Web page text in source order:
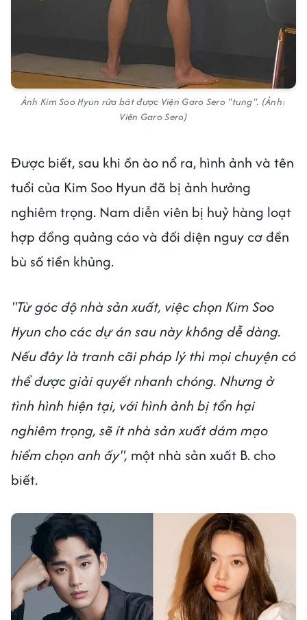
Ảnh Kim Soo Hyun rửa bát được Viện Garo Sero "tung". (Ảnh:
Viện Garo Sero)
Được biết, sau khi ồn ào nổ ra, hình ảnh và tên
tuổi của Kim Soo Hyun đã bị ảnh hưởng
nghiêm trọng. Nam diễn viên bị huỷ hàng loạt
hợp đồng quảng cáo và đối diện nguy cơ đền
bù số tiền khủng.
"Từ góc độ nhà sản xuất, việc chọn Kim Soo
Hyun cho các dự án sau này không dễ dàng.
Nếu đây là tranh cãi pháp lý thì mọi chuyện có
thể được giải quyết nhanh chóng. Nhưng ở
tình hình hiện tại, với hình ảnh bị tổn hại
nghiêm trọng, sẽ ít nhà sản xuất dám mạo
hiểm chọn anh ấy", một nhà sản xuất B. cho
biết.